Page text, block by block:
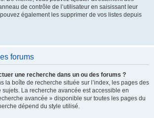
de contrôle de l’utilisateur en saisissant leur
également les supprimer de vos listes depuis
forums
une recherche dans un ou des forums ?
la boîte de recherche située sur l’index, les pages des
La recherche avancée est accessible en
avancée » disponible sur toutes les pages du
dépend du style utilisé.